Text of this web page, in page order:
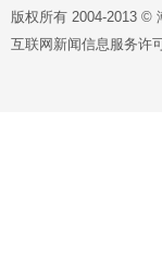
版权所有 2004-2013 ©
互联网新闻信息服务许